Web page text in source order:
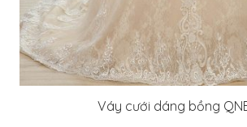
Váy cưới dáng bồng